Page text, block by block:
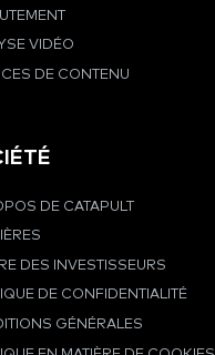
VIDÉO
DE CONTENU
DE CATAPULT
DES INVESTISSEURS
DE CONFIDENTIALITÉ
GÉNÉRALES